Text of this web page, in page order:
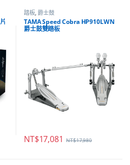
踏板, 爵士鼓
TAMA Speed Cobra HP910LWN
爵士鼓雙踏板
NT$17,081 NT$17,980